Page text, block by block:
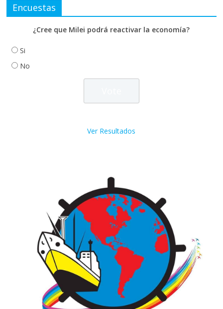
Encuestas
¿Cree que Milei podrá reactivar la economía?
Si
No
Ver Resultados